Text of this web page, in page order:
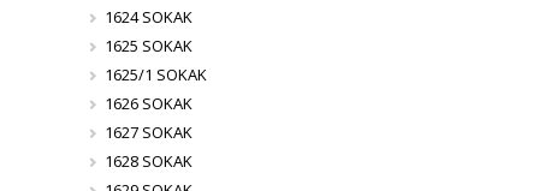
1624 SOKAK
1625 SOKAK
1625/1 SOKAK
1626 SOKAK
1627 SOKAK
1628 SOKAK